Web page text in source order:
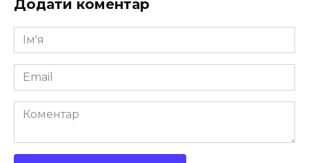
Додати коментар
Ім'я
*
Email
*
Коментар